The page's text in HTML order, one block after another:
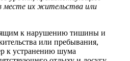
месте их жительства или
к нарушению тишины и
или пребывания,
к устранению шума